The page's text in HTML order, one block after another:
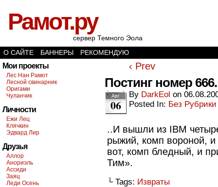
Рамот.ру
сервер Темного Эола
О САЙТЕ
БАННЕРЫ РЕКОМЕНДУЮ
Мои проекты
Лес Нан Рамот
Лесной свинарник
Оригами
Чуланчик
Личности
Ежи Лец
Клячкин
Эдвард Лир
Друзья
Аллор
Анориэль
Ассиди
Заяц
Леди Осень
‹ Prev
Постинг номер 666.
Авг
06
By DarkEol on
Posted In: Без Рубрики
..И вышли из IBM
рыжий, комп вороной,
вот, комп бледный, и
Тим».
└ Tags: Извраты